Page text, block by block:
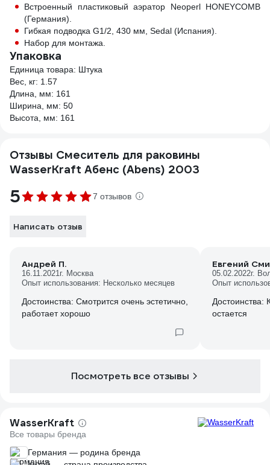
Встроенный пластиковый аэратор Neoperl HONEYCOMB
(Германия).
Гибкая подводка G1/2, 430 мм, Sedal (Испания).
Набор для монтажа.
Упаковка
Единица товара: Штука
Вес, кг: 1.57
Длина, мм: 161
Ширина, мм: 50
Высота, мм: 161
Отзывы Смеситель для раковины
WasserKraft Абенс (Abens) 2003
5 7 отзывов
Написать отзыв
Андрей П.
16.11.2021г. Москва
Опыт использования: Несколько месяцев
Достоинства: Смотрится очень эстетично,
работает хорошо
Евгений
05.02.2022г.
Опыт
Достоинства:
остается
Посмотреть все отзывы
WasserKraft
Все товары бренда
Германия — родина бренда